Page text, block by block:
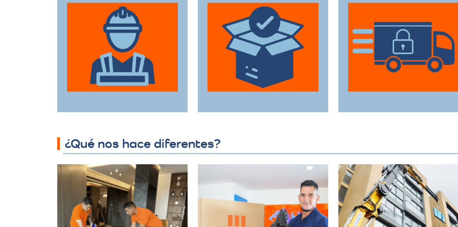
gama está
capacitado para
manejar desde
objetos delicados
hasta muebles de
gran tamaño con el
embalaje de primera
categoría para
garantizar que todas
sus pertenencias
estén protegidas
durante el traslado.
tecnología avanzada
para asegurar que
cada artículo llegue en
perfecto estado a su
¿Qué nos hace diferentes?